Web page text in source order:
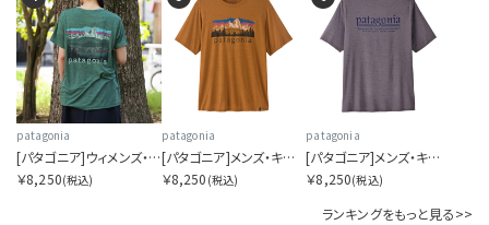
patagonia
[パタゴニア]ウィメンズ・キャプリーン・クール・デイリー・シャツ（フィッツロイ・フットヒルズ）
￥8,250(税込)
patagonia
[パタゴニア]メンズ・キャプリーン・クール・デイリー・シャツ（フィッツロイ・フットヒルズ）
￥8,250 (税込)
patagonia
[パタゴニア]メンズ・キャプリーン・クール・デイリー・シャツ（ハット・トリッパー）
￥8,250(税込)
ランキングをもっと見る>>